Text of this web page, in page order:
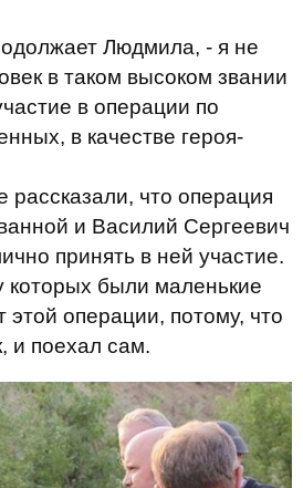
Людмила, - я не
в таком высоком звании
в операции по
в качестве героя-
что операция
и Василий Сергеевич
принять в ней участие.
которых были маленькие
этой операции, потому, что
и поехал сам.